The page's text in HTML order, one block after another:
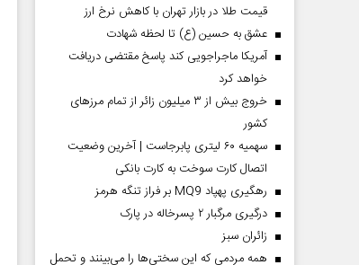
قیمت طلا در بازار تهران با کاهش نرخ ارز
عشق به حسین (ع) تا لحظه شهادت
آمریکا ماجراجویی کند پاسخ مقتضی دریافت
خواهد کرد
خروج بیش از ۳ میلیون زائر از تمام مرز‌های
کشور
سهمیه ۶۰ لیتری پابرجاست | آخرین وضعیت
اتصال کارت سوخت به کارت بانکی
رهگیری پهپاد MQ9 بر فراز تنگه هرمز
درگیری مرگبار ۲ پسرخاله در پارک
‌زائران سبز
همه مردمی که این سختی‌ها را می‌بینند و تحمل